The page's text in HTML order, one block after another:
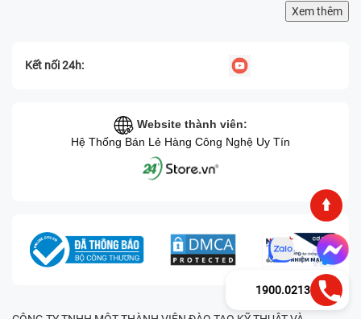
Xem thêm
Kết nối 24h:
Website thành viên:
Hệ Thống Bán Lẻ Hàng Công Nghệ Uy Tín
1900.0213